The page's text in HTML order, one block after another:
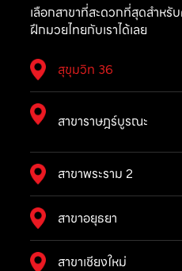
เลือกสาขาที่สะดวกที่สุดสำหรั
ฝึกมวยไทยกับเราได้เลย
สุขุมวิท 36
สาขาราษฎร์บูรณะ
สาขาพระราม 2
สาขาอยุธยา
สาขาเชียงใหม่